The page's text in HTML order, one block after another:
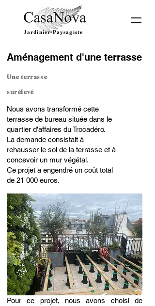
Jardinier-Paysagiste
mur végétal
Aménagement d'une terrasse
Une terrasse
surélevé
Aménagemen
t de terrasse
paris
Nous avons transformé cette
terrasse de bureau située dans le
quartier d'affaires du Trocadéro.
La demande consistait à
rehausser le sol de la terrasse et à
concevoir un mur végétal.
Ce projet a engendré un coût total
de 21 000 euros.
​Pour ce projet, nous avons choisi de